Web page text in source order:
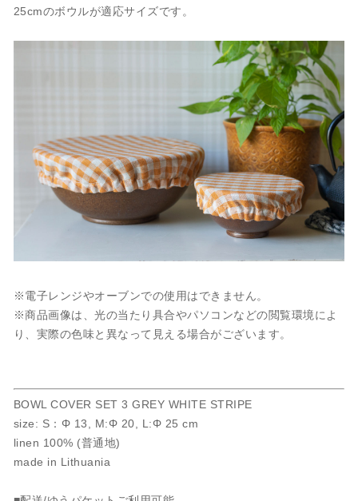
25cmのボウルが適応サイズです。
※電子レンジやオーブンでの使用はできません。
※商品画像は、光の当たり具合やパソコンなどの閲覧環境によ
り、実際の色味と異なって見える場合がございます。
BOWL COVER SET 3 GREY WHITE STRIPE
size: S：Φ 13, M:Φ 20, L:Φ 25 cm
linen 100% (普通地)
made in Lithuania